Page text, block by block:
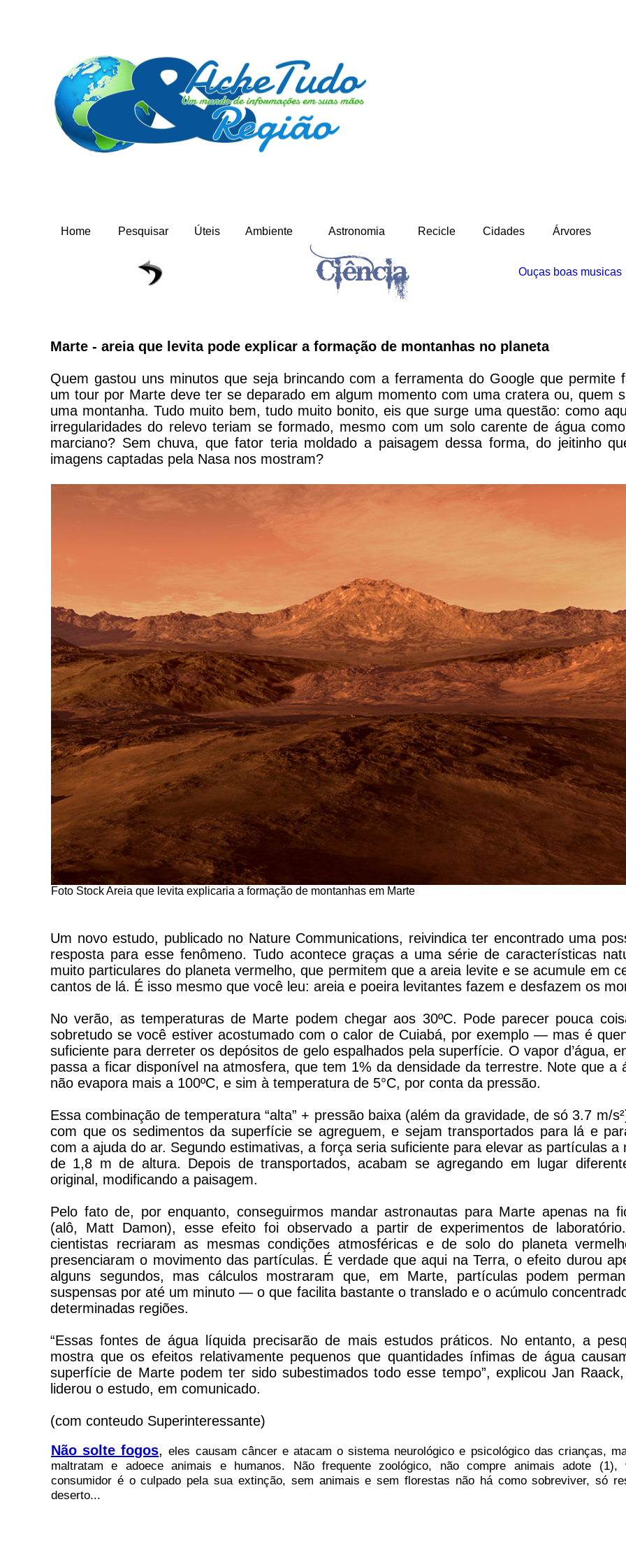
Home
Pesquisar Úteis Ambiente Astronomia Recicle Cidades Árvores
Ouças boas musicas
Marte - areia que levita pode explicar a formação de montanhas no planeta
Quem gastou uns minutos que seja brincando com a ferramenta do Google que permite
um tour por Marte deve ter se deparado em algum momento com uma cratera ou, quem
uma montanha. Tudo muito bem, tudo muito bonito, eis que surge uma questão: como
irregularidades do relevo teriam se formado, mesmo com um solo carente de água
marciano? Sem chuva, que fator teria moldado a paisagem dessa forma, do jeitinho
imagens captadas pela Nasa nos mostram?
Foto Stock Areia que levita explicaria a formação de montanhas em Marte
Um novo estudo, publicado no Nature Communications, reivindica ter encontrado uma
resposta para esse fenômeno. Tudo acontece graças a uma série de características
muito particulares do planeta vermelho, que permitem que a areia levite e se acumule em
cantos de lá. É isso mesmo que você leu: areia e poeira levitantes fazem e desfazem os
No verão, as temperaturas de Marte podem chegar aos 30ºC. Pode parecer pouca
sobretudo se você estiver acostumado com o calor de Cuiabá, por exemplo — mas é
suficiente para derreter os depósitos de gelo espalhados pela superfície. O vapor d’água,
passa a ficar disponível na atmosfera, que tem 1% da densidade da terrestre. Note que a
não evapora mais a 100ºC, e sim à temperatura de 5°C, por conta da pressão.
Essa combinação de temperatura “alta” + pressão baixa (além da gravidade, de só 3.7 m/
com que os sedimentos da superfície se agreguem, e sejam transportados para lá e
com a ajuda do ar. Segundo estimativas, a força seria suficiente para elevar as partículas a
de 1,8 m de altura. Depois de transportados, acabam se agregando em lugar
original, modificando a paisagem.
Pelo fato de, por enquanto, conseguirmos mandar astronautas para Marte apenas na
(alô, Matt Damon), esse efeito foi observado a partir de experimentos de
cientistas recriaram as mesmas condições atmosféricas e de solo do planeta
presenciaram o movimento das partículas. É verdade que aqui na Terra, o efeito durou
alguns segundos, mas cálculos mostraram que, em Marte, partículas podem
suspensas por até um minuto — o que facilita bastante o translado e o acúmulo
determinadas regiões.
“Essas fontes de água líquida precisarão de mais estudos práticos. No entanto, a
mostra que os efeitos relativamente pequenos que quantidades ínfimas de água
superfície de Marte podem ter sido subestimados todo esse tempo”, explicou Jan
liderou o estudo, em comunicado.
(com conteudo Superinteressante)
Não solte fogos,eles causam câncer e atacam o sistema neurológico e psicológico das crianças,
maltratam e adoece animais e humanos. Não frequente zoológico, não compre animais adote (1),
consumidor é o culpado pela sua extinção, sem animais e sem florestas não há como sobreviver, só
deserto...